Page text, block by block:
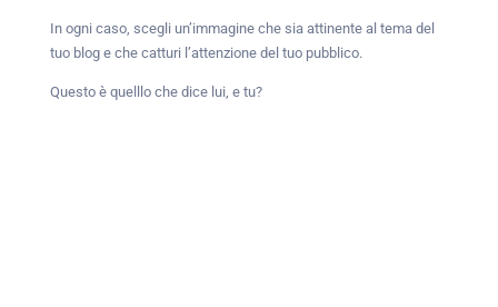
In ogni caso, scegli un’immagine che sia attinente al tema del
tuo blog e che catturi l’attenzione del tuo pubblico.
Questo è quelllo che dice lui, e tu?